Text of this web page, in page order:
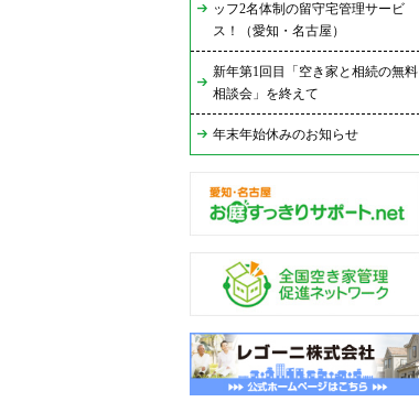
ッフ2名体制の留守宅管理サービ
ス！（愛知・名古屋）
新年第1回目「空き家と相続の無料
相談会」を終えて
年末年始休みのお知らせ